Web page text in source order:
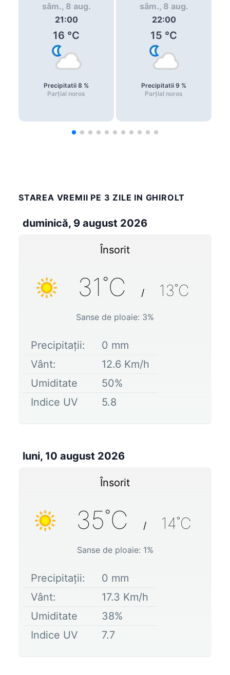
sâm., 8 aug.
21:00
16 °C
Precipitatii 8 %
Parțial noros
sâm., 8 aug.
22:00
15 °C
Precipitatii 9 %
Parțial noros
STAREA VREMII PE 3 ZILE IN GHIROLT
duminică, 9 august 2026
Însorit
31˚C / 13˚C
Sanse de ploaie: 3%
Precipitații: 0 mm
Vânt:
12.6 Km/h
Umiditate
50%
Indice UV
5.8
luni, 10 august 2026
Însorit
35˚C / 14˚C
Sanse de ploaie: 1%
Precipitații: 0 mm
Vânt:
17.3 Km/h
Umiditate
38%
Indice UV
7.7